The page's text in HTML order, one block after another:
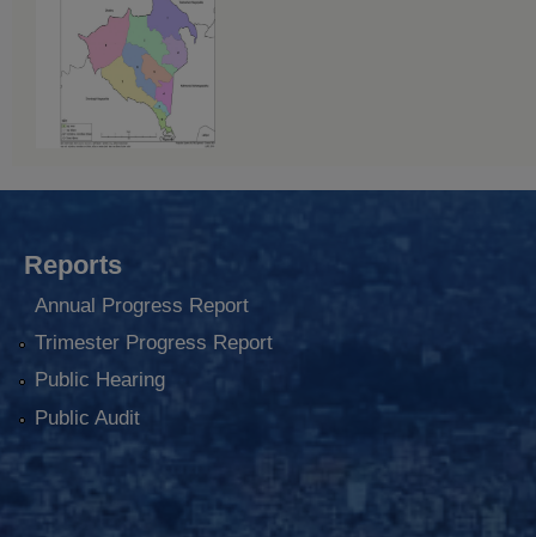
Reports
Annual Progress Report
Trimester Progress Report
Public Hearing
Public Audit